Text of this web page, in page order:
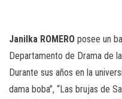
Janilka ROMERO posee un
Departamento de Drama de
Durante sus años en la
dama boba”, “Las brujas de